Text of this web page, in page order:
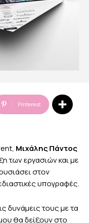
Pinterest
Μιχάλης Πάντος
των εργασιών και με
στον
υπογραφές.
δυνάμεις τους με τα
θα δείξουν στο